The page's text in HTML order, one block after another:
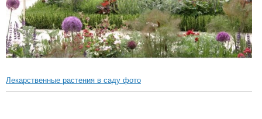
Лекарственные растения в саду фото